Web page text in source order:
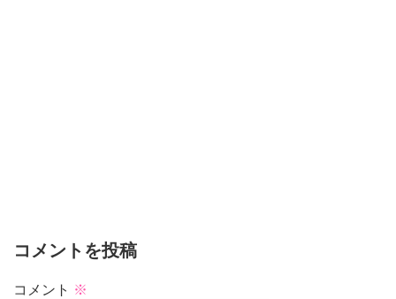
コメントを投稿
コメント ※